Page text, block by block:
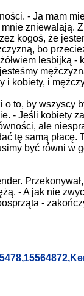
- Ja mam
zniewalają.
kogoś, że
bo
lesbijką -
i kobiety, i
o to, by wszyscy
- Jeśli kobiety
ale
tę samą płacę.
być równi w
- A jak nie
-